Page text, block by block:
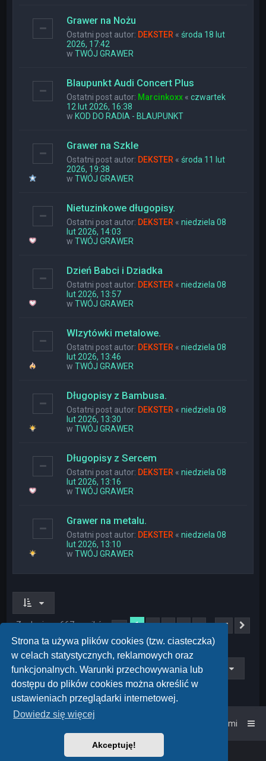
Strona ta używa plików cookies (tzw. ciasteczka)
w celach statystycznych, reklamowych oraz
funkcjonalnych. Warunki przechowywania lub
dostępu do plików cookies można określić w
ustawieniach przeglądarki internetowej.
Dowiedz się więcej
Akceptuję!
Grawer na Nożu
Ostatni post autor: DEKSTER «środa 18 lut
2026, 17:42
wTWÓJ GRAWER
Blaupunkt Audi Concert Plus
Ostatni post autor: Marcinkoxx «czwartek
12 lut 2026, 16:38
w KOD DO RADIA - BLAUPUNKT
Grawer na Szkle
Ostatni post autor: DEKSTER «środa 11 lut
2026, 19:38
wTWÓJ GRAWER
Nietuzinkowe długopisy.
Ostatni post autor: DEKSTER «niedziela 08
lut 2026, 14:03
wTWÓJ GRAWER
Dzień Babci i Dziadka
Ostatni post autor: DEKSTER «niedziela 08
lut 2026, 13:57
wTWÓJ GRAWER
WIzytówki metalowe.
Ostatni post autor: DEKSTER «niedziela 08
lut 2026, 13:46
wTWÓJ GRAWER
Długopisy z Bambusa.
Ostatni post autor: DEKSTER «niedziela 08
lut 2026, 13:30
wTWÓJ GRAWER
Długopisy z Sercem
Ostatni post autor: DEKSTER «niedziela 08
lut 2026, 13:16
wTWÓJ GRAWER
Grawer na metalu.
Ostatni post autor: DEKSTER «niedziela 08
lut 2026, 13:10
wTWÓJ GRAWER
Znaleziono 667 wyników 1 2 3 4 5 … 27
Przejdź do
Kontakt z nami
phpBB
PlanetStyles